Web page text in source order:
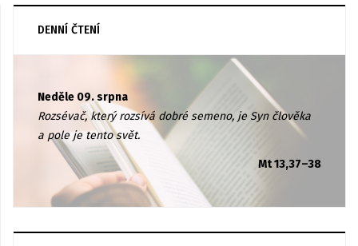
DENNÍ ČTENÍ
Neděle 09. srpna
Rozsévač, který rozsívá dobré semeno, je Syn člověka
a pole je tento svět.
Mt 13,37–38